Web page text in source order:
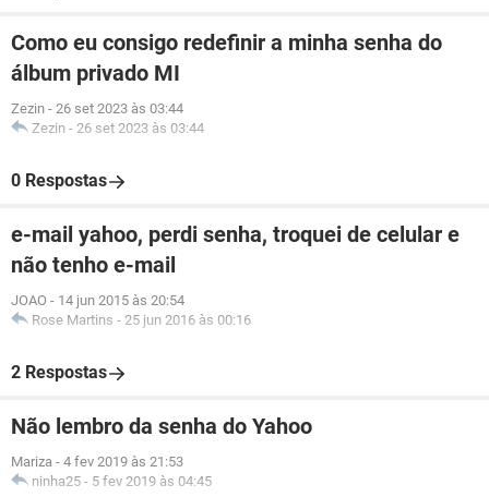
Como eu consigo redefinir a minha senha do
álbum privado MI
Zezin - 26 set 2023 às 03:44
Zezin - 26 set 2023 às 03:44
0 Respostas
e-mail yahoo, perdi senha, troquei de celular e
não tenho e-mail
JOAO - 14 jun 2015 às 20:54
Rose Martins - 25 jun 2016 às 00:16
2 Respostas
Não lembro da senha do Yahoo
Mariza - 4 fev 2019 às 21:53
ninha25 - 5 fev 2019 às 04:45